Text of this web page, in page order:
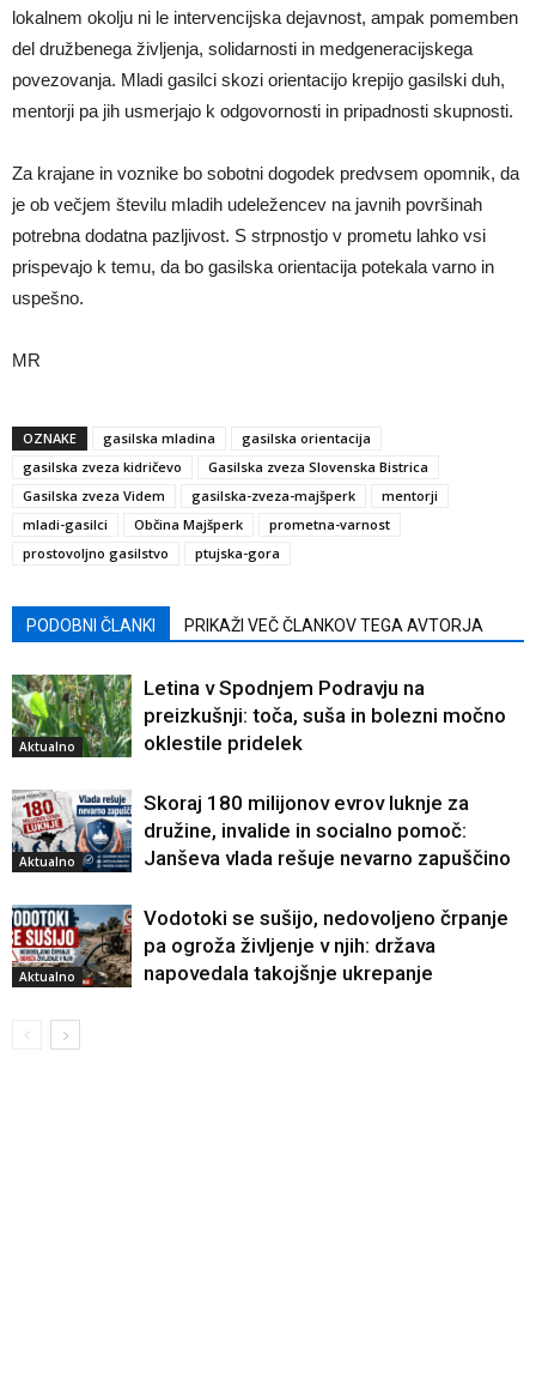
lokalnem okolju ni le intervencijska dejavnost, ampak pomemben
del družbenega življenja, solidarnosti in medgeneracijskega
povezovanja. Mladi gasilci skozi orientacijo krepijo gasilski duh,
mentorji pa jih usmerjajo k odgovornosti in pripadnosti skupnosti.
Za krajane in voznike bo sobotni dogodek predvsem opomnik, da
je ob večjem številu mladih udeležencev na javnih površinah
potrebna dodatna pazljivost. S strpnostjo v prometu lahko vsi
prispevajo k temu, da bo gasilska orientacija potekala varno in
uspešno.
MR
OZNAKE gasilska mladina
gasilska orientacija
gasilska zveza kidričevo
Gasilska zveza Slovenska Bistrica
Gasilska zveza Videm
gasilska-zveza-majšperk
mentorji
mladi-gasilci
Občina Majšperk
prometna-varnost
prostovoljno gasilstvo
ptujska-gora
PODOBNI ČLANKI PRIKAŽI VEČ ČLANKOV TEGA AVTORJA
Aktualno
Letina v Spodnjem Podravju na
preizkušnji: toča, suša in bolezni močno
oklestile pridelek
Aktualno
Skoraj 180 milijonov evrov luknje za
družine, invalide in socialno pomoč:
Janševa vlada rešuje nevarno zapuščino
Aktualno
Vodotoki se sušijo, nedovoljeno črpanje
pa ogroža življenje v njih: država
napovedala takojšnje ukrepanje